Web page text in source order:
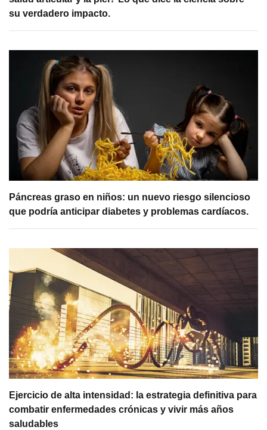
su verdadero impacto.
Páncreas graso en niños: un nuevo riesgo silencioso
que podría anticipar diabetes y problemas cardíacos.
Ejercicio de alta intensidad: la estrategia definitiva para
combatir enfermedades crónicas y vivir más años
saludables